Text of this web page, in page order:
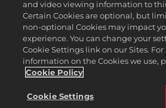
Support
Sälj eller dela inte mina
Order Lookup &
2K Ad Partners
©2016-2026 Take-Two Interactive
Civilization, and their respective logos are
Interactive Software, Inc. All
Alla varumärken som nämns här
and video viewing information to
Certain Cookies are optional, but
non-optional Cookies may impact
experience. You can change your
Cookie Settings link on our Sites.
information on the Cookies we use,
Cookie Policy
Cookie Settings